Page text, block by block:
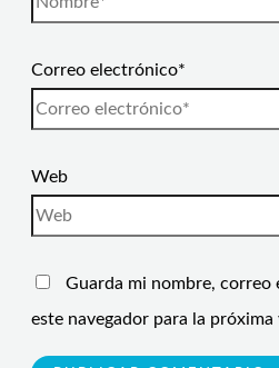
Correo electrónico*
Web
Guarda mi nombre, correo
este navegador para la próxima